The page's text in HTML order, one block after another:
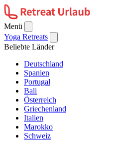
Menü
Yoga Retreats
Beliebte Länder
Deutschland
Spanien
Portugal
Bali
Österreich
Griechenland
Italien
Marokko
Schweiz